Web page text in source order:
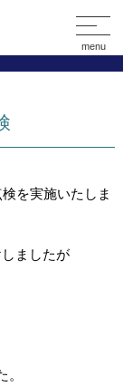
menu
を実施いたしま
ましたが